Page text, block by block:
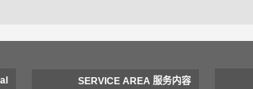
SERVICE AREA 服务内容